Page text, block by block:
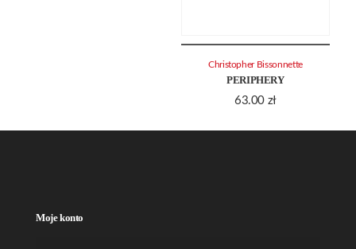
PERIPHERY
63.00 zł
Christopher Bissonnette
Moje konto